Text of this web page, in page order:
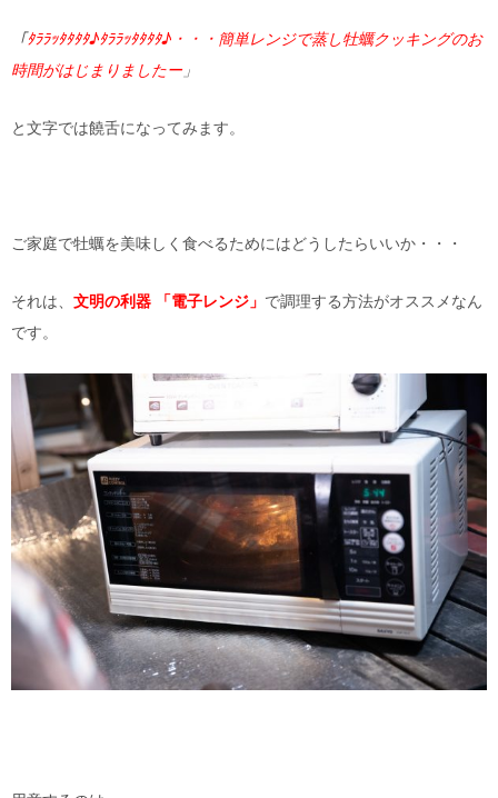
「ﾀﾗﾗｯﾀﾀﾀﾀ♪ﾀﾗﾗｯﾀﾀﾀﾀ♪・・・簡単レンジで蒸し牡蠣クッキングのお
時間がはじまりましたー」
と文字では饒舌になってみます。
ご家庭で牡蠣を美味しく食べるためにはどうしたらいいか・・・
それは、 文明の利器 「電子レンジ」 で調理する方法がオススメなん
です。